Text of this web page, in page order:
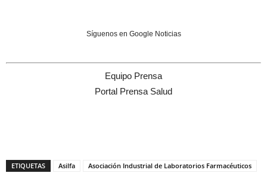
Síguenos en Google Noticias
Equipo Prensa
Portal Prensa Salud
ETIQUETAS Asilfa Asociación Industrial de Laboratorios Farmacéuticos